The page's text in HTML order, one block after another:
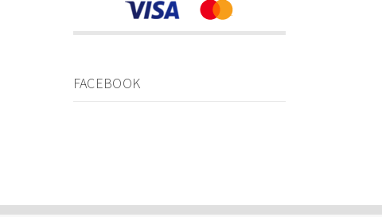
FACEBOOK